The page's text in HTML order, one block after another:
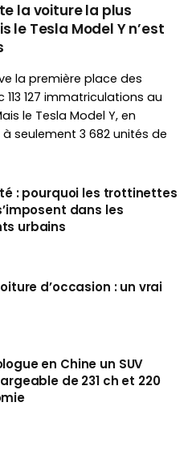
la voiture la plus
le Tesla Model Y n’est
la première place des
127 immatriculations au
le Tesla Model Y, en
seulement 3 682 unités de
: pourquoi les trottinettes
dans les
urbains
d’occasion : un vrai
en Chine un SUV
de 231 ch et 220